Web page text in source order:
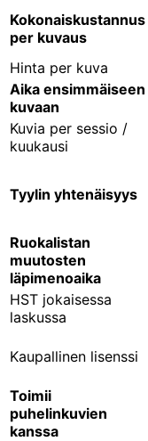
Kokonaiskustannus
per kuvaus
Hinta per kuva
Aika ensimmäiseen
kuvaan
Kuvia per sessio /
kuukausi
Tyylin yhtenäisyys
Ruokalistan
muutosten
läpimenoaika
HST jokaisessa
laskussa
Kaupallinen lisenssi
Toimii
puhelinkuvien
kanssa